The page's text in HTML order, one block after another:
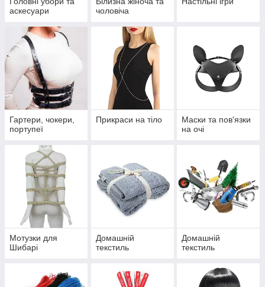
аскесуари
чоловіча
Гартери, чокери,
портупеї
Прикраси на тіло
Маски та пов'язки
на очі
Мотузки для
Шибарі
Домашній
текстиль
Домашній
текстиль